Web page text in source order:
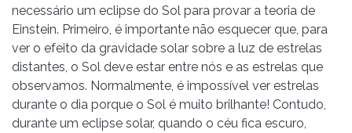
necessário um eclipse do Sol para provar a teoria de
Einstein. Primeiro, é importante não esquecer que, para
ver o efeito da gravidade solar sobre a luz de estrelas
distantes, o Sol deve estar entre nós e as estrelas que
observamos. Normalmente, é impossível ver estrelas
durante o dia porque o Sol é muito brilhante! Contudo,
durante um eclipse solar, quando o céu fica escuro,